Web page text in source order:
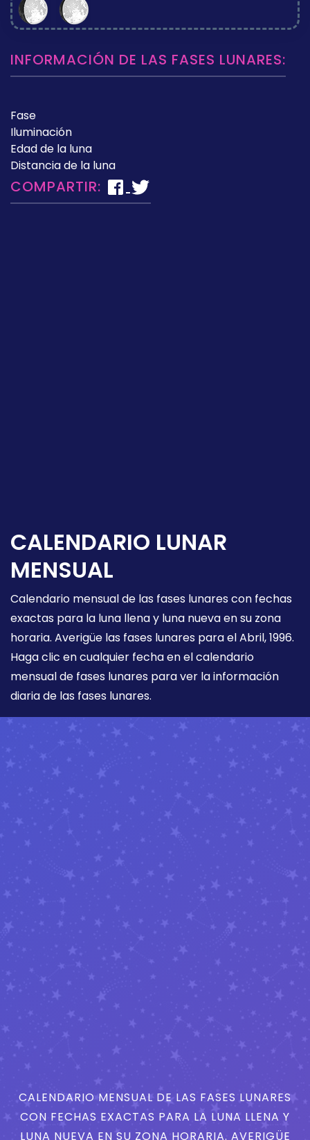
INFORMACIÓN DE LAS FASES LUNARES:
Fase
Iluminación
Edad de la luna
Distancia de la luna
COMPARTIR:
CALENDARIO LUNAR
MENSUAL
Calendario mensual de las fases lunares con fechas
exactas para la luna llena y luna nueva en su zona
horaria. Averigüe las fases lunares para el Abril, 1996.
Haga clic en cualquier fecha en el calendario
mensual de fases lunares para ver la información
diaria de las fases lunares.
CALENDARIO MENSUAL DE LAS FASES LUNARES
CON FECHAS EXACTAS PARA LA LUNA LLENA Y
LUNA NUEVA EN SU ZONA HORARIA. AVERIGÜE